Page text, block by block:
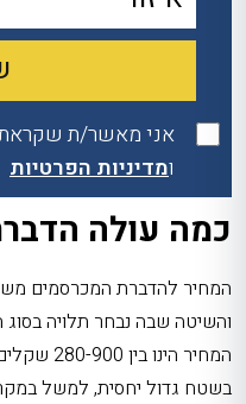
אני מאשר/ת
ומדיניות הפרטיות
כמה עולה
המחיר להדברת המכרסמים
והשיטה שבה נבחר תלויה
המחיר
בשטח גדול יחסית, למשל